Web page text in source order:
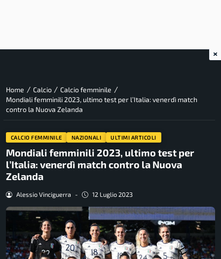
Home / Calcio / Calcio femminile /
Mondiali femminili 2023, ultimo test per l’Italia: venerdì match
contro la Nuova Zelanda
CALCIO FEMMINILE NAZIONALI ULTIMI ARTICOLI
Mondiali femminili 2023, ultimo test per
l’Italia: venerdì match contro la Nuova
Zelanda
Alessio Vinciguerra - 12 Luglio 2023
×